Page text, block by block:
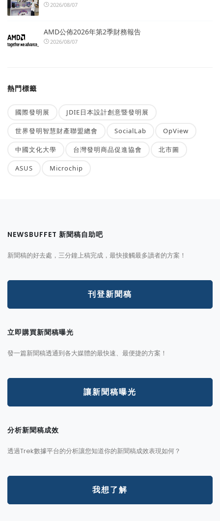
2026/08/07
AMD公佈2026年第2季財務報告
2026/08/07
熱門標籤
國際發明展 JDIE日本設計創意暨發明展
世界發明智慧財產聯盟總會 SocialLab OpView
中國文化大學 台灣發明商品促進協會 北市圖
ASUS Microchip
NEWSBUFFET 新聞稿自助吧
新聞稿的好去處，三分鐘上稿完成，最快接觸最多讀者的方案！
刊登新聞稿
立即購買新聞稿曝光
發一篇新聞稿透通到各大媒體的最快速、最便捷的方案！
讓新聞稿曝光
分析新聞稿成效
透過Trek數據平台的分析讓您知道你的新聞稿成效表現如何？
我想了解